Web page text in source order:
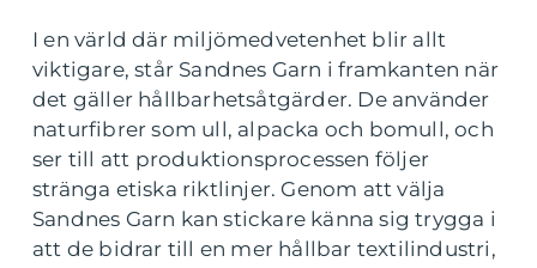
I en värld där miljömedvetenhet blir allt
viktigare, står Sandnes Garn i framkanten när
det gäller hållbarhetsåtgärder. De använder
naturfibrer som ull, alpacka och bomull, och
ser till att produktionsprocessen följer
stränga etiska riktlinjer. Genom att välja
Sandnes Garn kan stickare känna sig trygga i
att de bidrar till en mer hållbar textilindustri,